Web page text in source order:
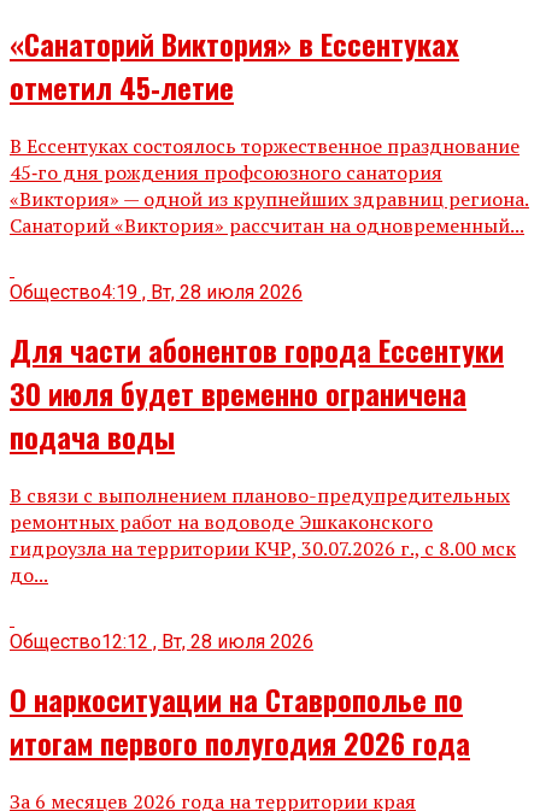
«Санаторий Виктория» в Ессентуках
отметил 45‑летие
В Ессентуках состоялось торжественное празднование
45‑го дня рождения профсоюзного санатория
«Виктория» — одной из крупнейших здравниц региона.
Санаторий «Виктория» рассчитан на одновременный...
Общество4:19 , Вт, 28 июля 2026
Для части абонентов города Ессентуки
30 июля будет временно ограничена
подача воды
В связи с выполнением планово-предупредительных
ремонтных работ на водоводе Эшкаконского
гидроузла на территории КЧР, 30.07.2026 г., с 8.00 мск
до...
Общество12:12 , Вт, 28 июля 2026
О наркоситуации на Ставрополье по
итогам первого полугодия 2026 года
За 6 месяцев 2026 года на территории края